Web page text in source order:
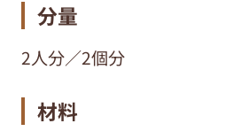
分量
2人分／2個分
材料